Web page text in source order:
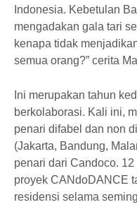
Indonesia. Kebetulan
mengadakan gala tari
kenapa tidak
semua orang?” cerita
Ini merupakan tahun
berkolaborasi. Kali ini,
penari difabel dan non
(Jakarta, Bandung,
penari dari Candoco.
proyek CANdoDANCE
residensi selama